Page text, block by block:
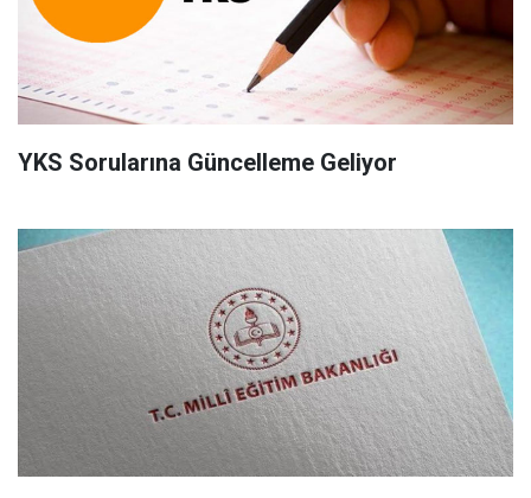
YKS Sorularına Güncelleme Geliyor